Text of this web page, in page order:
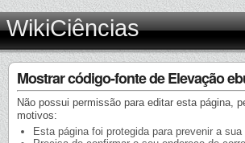
WikiCiências
Mostrar código-fonte de Elevação
Não possui permissão para editar esta página,
motivos:
Esta página foi protegida para prevenir a sua